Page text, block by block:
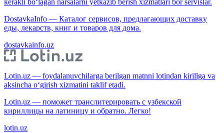
kerakli bo‘lagan narsalarni yetkazib berish xizmatlari bor servislar.
DostavkaInfo — Каталог сервисов, предлагающих доставку
еды, лекарств, книг и товаров для дома.
dostavkainfo.uz
Lotin.uz — foydalanuvchilarga berilgan matnni lotindan kirillga va
aksincha o‘girish xizmatini taklif etadi.
Lotin.uz — поможет транслитерировать с узбекской
кириллицы на латиницу и обратно. Легко!
lotin.uz